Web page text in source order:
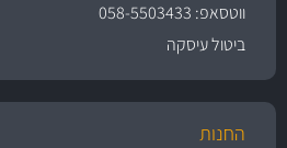
ווטסאפ: 058-5503433
ביטול עיסקה
החנות